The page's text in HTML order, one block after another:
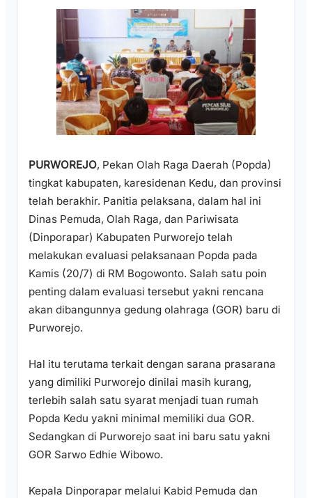
PURWOREJO, Pekan Olah Raga Daerah (Popda)
tingkat kabupaten, karesidenan Kedu, dan provinsi
telah berakhir. Panitia pelaksana, dalam hal ini
Dinas Pemuda, Olah Raga, dan Pariwisata
(Dinporapar) Kabupaten Purworejo telah
melakukan evaluasi pelaksanaan Popda pada
Kamis (20/7) di RM Bogowonto. Salah satu poin
penting dalam evaluasi tersebut yakni rencana
akan dibangunnya gedung olahraga (GOR) baru di
Purworejo.
Hal itu terutama terkait dengan sarana prasarana
yang dimiliki Purworejo dinilai masih kurang,
terlebih salah satu syarat menjadi tuan rumah
Popda Kedu yakni minimal memiliki dua GOR.
Sedangkan di Purworejo saat ini baru satu yakni
GOR Sarwo Edhie Wibowo.
Kepala Dinporapar melalui Kabid Pemuda dan